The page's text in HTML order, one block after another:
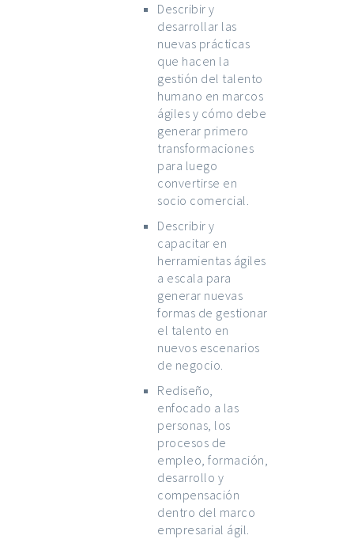
Describir y
desarrollar las
nuevas prácticas
que hacen la
gestión del talento
humano en marcos
ágiles y cómo debe
generar primero
transformaciones
para luego
convertirse en
socio comercial.
Describir y
capacitar en
herramientas ágiles
a escala para
generar nuevas
formas de gestionar
el talento en
nuevos escenarios
de negocio.
Rediseño,
enfocado a las
personas, los
procesos de
empleo, formación,
desarrollo y
compensación
dentro del marco
empresarial ágil.